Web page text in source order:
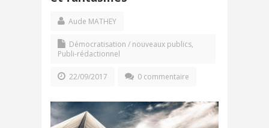
Aude MATHEY
Démocratisation / nouveaux publics,
Publi-rédactionnel
22/09/2017 0 commentaire